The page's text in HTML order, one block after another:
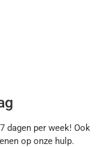
dagen per week! Ook
op onze hulp.